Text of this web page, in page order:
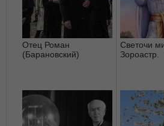
Отец Роман
(Барановский)
Светочи
Зороастр.